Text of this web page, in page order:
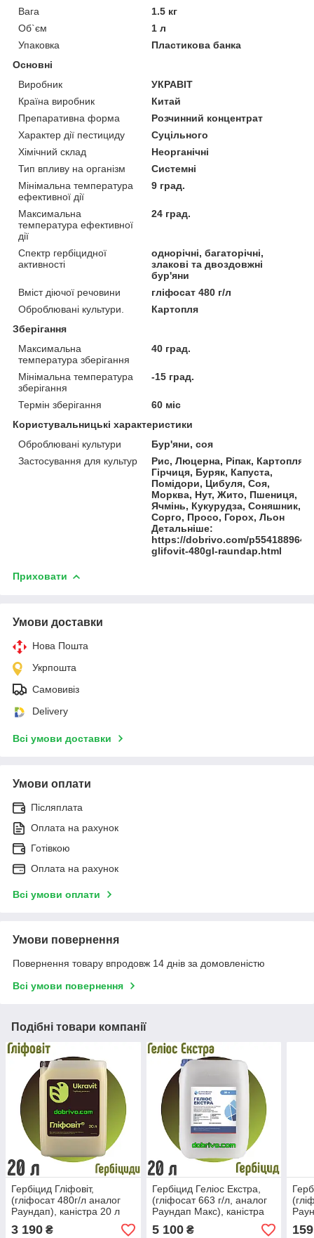
Вага
1.5 кг
Об`єм
1 л
Упаковка
Пластикова банка
Основні
Виробник
УКРАВІТ
Країна виробник
Китай
Препаративна форма
Розчинний концентрат
Характер дії пестициду
Суцільного
Хімічний склад
Неорганічні
Тип впливу на організм
Системні
Мінімальна температура
ефективної дії
9 град.
Максимальна
температура ефективної
дії
24 град.
Спектр гербіцидної
активності
однорічні, багаторічні,
злакові та двоздовжні
бур'яни
Вміст діючої речовини
гліфосат 480 г/л
Оброблювані культури.
Картопля
Зберігання
Максимальна
температура зберігання
40 град.
Мінімальна температура
зберігання
-15 град.
Термін зберігання
60 міс
Користувальницькі характеристики
Оброблювані культури
Бур'яни, соя
Застосування для культур
Рис, Люцерна, Ріпак, Картопля,
Гірчиця, Буряк, Капуста,
Помідори, Цибуля, Соя,
Морква, Нут, Жито, Пшениця,
Ячмінь, Кукурудза, Соняшник,
Сорго, Просо, Горох, Льон
Детальніше:
https://dobrivo.com/p554188964-
glifovit-480gl-raundap.html
Приховати
Умови доставки
Нова Пошта
Укрпошта
Самовивіз
Delivery
Всі умови доставки
Умови оплати
Післяплата
Оплата на рахунок
Готівкою
Оплата на рахунок
Всі умови оплати
Умови повернення
Повернення товару впродовж 14 днів за домовленістю
Всі умови повернення
Подібні товари компанії
Гербіцид Гліфовіт,
(гліфосат 480г/л аналог
Раундап), каністра 20 л
3 190 ₴
Гербіцид Геліос Екстра,
(гліфосат 663 г/л, аналог
Раундап Макс), каністра
20 л
5 100₴